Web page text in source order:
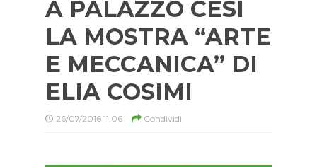
A PALAZZO CESI
LA MOSTRA “ARTE
E MECCANICA” DI
ELIA COSIMI
26/07/2016 11:06 Condividi